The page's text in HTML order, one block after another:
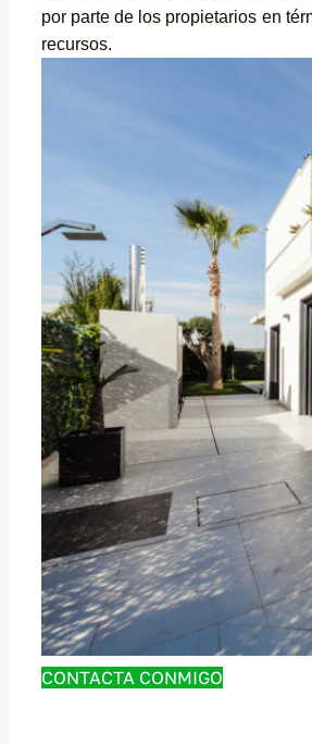
por parte de los propietarios en
recursos.
CONTACTA CONMIGO